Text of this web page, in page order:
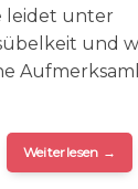
leidet unter
und
Weiterlesen →